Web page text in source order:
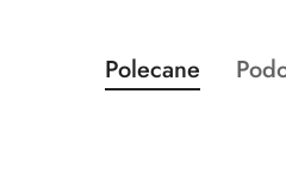
Pomiń karuzelę
Produkty
o
Polecane